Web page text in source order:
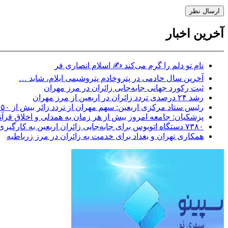
آخرین اخبار
نام تو دلم را گرم می‌کند ✍️ اسلام انصاری فر
آخرین سال خادمی در پتروخادم پتروشیمی ایلام، شاید …
ثبت رکورد جهانی جابه‌جایی زائران در مرز مهران
رشد ۲۴ درصدی تردد زائران در اربعین از مرز مهران
رئیس ستاد مرکزی اربعین: سهم مهران از تردد زائر بیش از ۵۰ درصد است
پزشکیان: جامعه امروز بیش از هر زمان به همدلی و اخلاق
۷۳۸۰ دستگاه اتوبوس برای جابه‌جایی زائران اربعین به‌ کارگیری شد
همکاری تهران و بغداد برای خدمت به زائران در مرز زرباطیه